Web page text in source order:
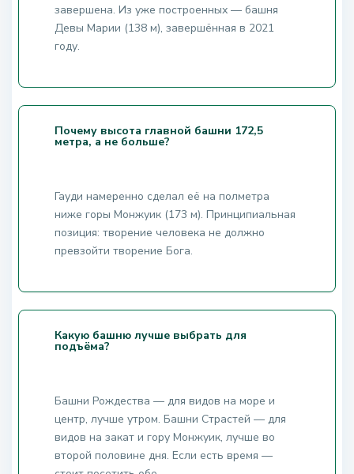
завершена. Из уже построенных — башня
Девы Марии (138 м), завершённая в 2021
году.
Почему высота главной башни 172,5
метра, а не больше?
Гауди намеренно сделал её на полметра
ниже горы Монжуик (173 м). Принципиальная
позиция: творение человека не должно
превзойти творение Бога.
Какую башню лучше выбрать для
подъёма?
Башни Рождества — для видов на море и
центр, лучше утром. Башни Страстей — для
видов на закат и гору Монжуик, лучше во
второй половине дня. Если есть время —